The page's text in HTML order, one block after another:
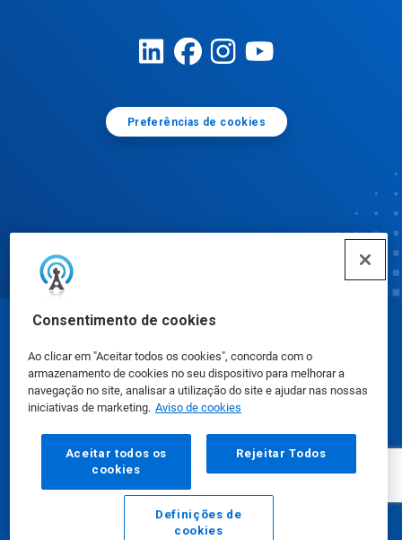
Consentimento de cookies
Ao clicar em "Aceitar todos os cookies", concorda com o
armazenamento de cookies no seu dispositivo para melhorar a
navegação no site, analisar a utilização do site e ajudar nas nossas
iniciativas de marketing. Aviso de cookies
Aceitar todos os
cookies
Rejeitar Todos
Definições de
cookies
Preferências de cookies
Fichas de Informação de Segurança de Produtos
Químicos|Política de Privacidade